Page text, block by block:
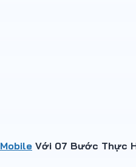
Với 07 Bước Thực